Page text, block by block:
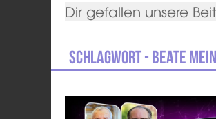
Dir gefallen unsere
Schlagwort - Beate